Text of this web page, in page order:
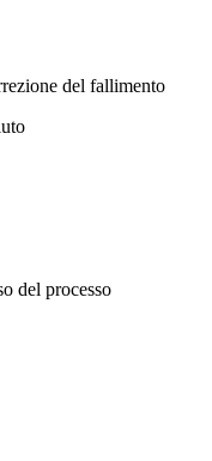
del fallimento
del processo